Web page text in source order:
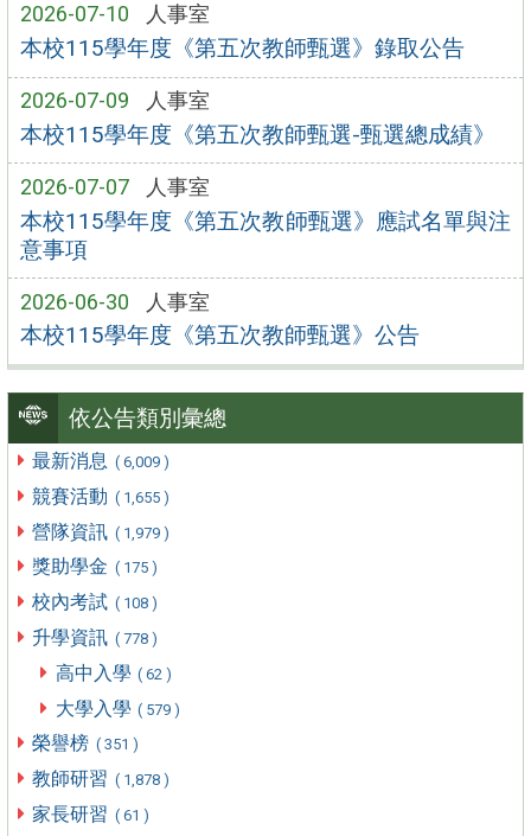
2026-07-10 人事室
本校115學年度《第五次教師甄選》錄取公告
2026-07-09 人事室
本校115學年度《第五次教師甄選-甄選總成績》
2026-07-07 人事室
本校115學年度《第五次教師甄選》應試名單與注
意事項
2026-06-30 人事室
本校115學年度《第五次教師甄選》公告
依公告類別彙總
最新消息 ( 6,009 )
競賽活動 ( 1,655 )
營隊資訊 ( 1,979 )
獎助學金 ( 175 )
校內考試 ( 108 )
升學資訊 ( 778 )
高中入學 ( 62 )
大學入學 ( 579 )
榮譽榜 ( 351 )
教師研習 ( 1,878 )
家長研習 ( 61 )